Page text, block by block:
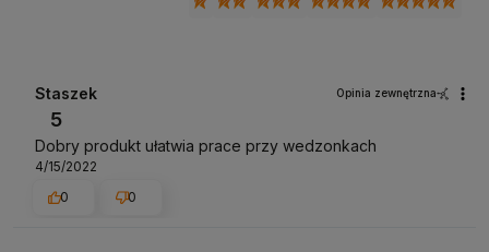
Staszek Opinia zewnętrzna
5
Dobry produkt ułatwia prace przy wedzonkach
4/15/2022
0
0